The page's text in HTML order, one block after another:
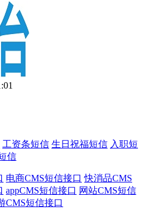
工资条短信 生日祝福短信 入职短
信
电商CMS短信接口 快消品CMS
appCMS短信接口 网站CMS短信
CMS短信接口